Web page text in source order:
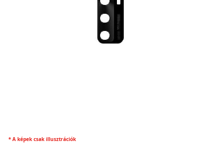
* A képek csak illusztrációk